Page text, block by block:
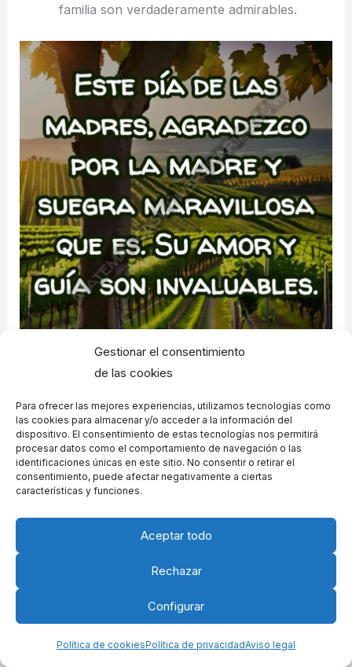
Gestionar el consentimiento
de las cookies
Para ofrecer las mejores experiencias, utilizamos tecnologías como
las cookies para almacenar y/o acceder a la información del
dispositivo. El consentimiento de estas tecnologías nos permitirá
procesar datos como el comportamiento de navegación o las
identificaciones únicas en este sitio. No consentir o retirar el
consentimiento, puede afectar negativamente a ciertas
características y funciones.
Aceptar todo
Rechazar
Configurar
Política de cookiesPolítica de privacidadAviso legal
familia son verdaderamente admirables.
←Entrada anterior Entrada siguiente
Agradecimiento a investigadores médicos
Agradecimiento por reconocimientos de la
comunidad – Palabras para dedicar
Frases de Agradecimiento por logros familiares